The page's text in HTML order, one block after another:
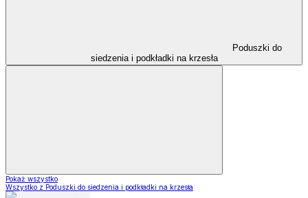
Poduszki do
siedzenia i podkładki na krzesła
Pokaż wszystko
Wszystko z Poduszki do siedzenia i podkładki na krzesła